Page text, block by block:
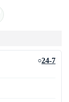
○24-7